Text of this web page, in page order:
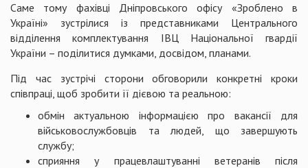
Саме тому фахівці Дніпровського офісу «Зроблено в
Україні» зустрілися із представниками Центрального
відділення комплектування ІВЦ Національної гвардії
України – поділитися думками, досвідом, планами.
Під час зустрічі сторони обговорили конкретні кроки
співпраці, щоб зробити її дієвою та реальною:
обмін актуальною інформацією про вакансії для
військовослужбовців та людей, що завершують
службу;
сприяння у працевлаштуванні ветеранів після